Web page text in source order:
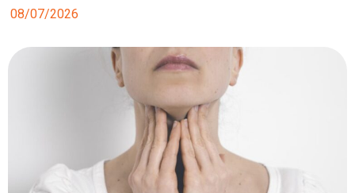
08/07/2026